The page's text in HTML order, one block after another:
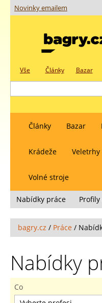
Novinky emailem
Vše Články Bazar
Články Bazar
Krádeže Veletrhy
Volné stroje
Nabídky práce
bagry.cz / Práce /
Nabídky
Co